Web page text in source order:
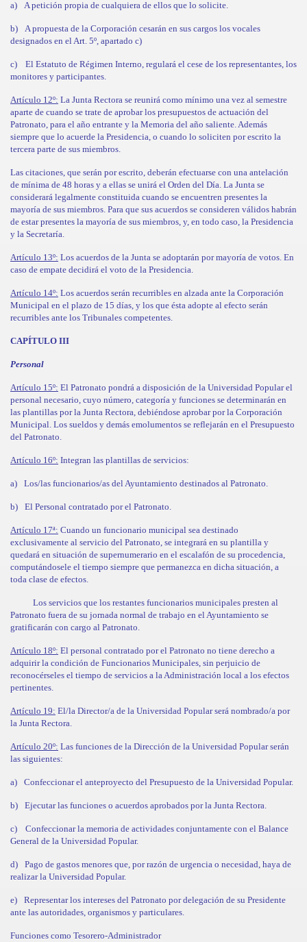
a) A petición propia de cualquiera de ellos que lo solicite.
b)
A propuesta de la Corporación cesarán en sus cargos los vocales
designados en el Art. 5º, apartado c)
c)
El Estatuto de Régimen Interno, regulará el cese de los representantes, los
monitores y participantes.
Artículo 12º: La Junta Rectora se reunirá como mínimo una vez al semestre
aparte de cuando se trate de aprobar los presupuestos de actuación del
Patronato, para el año entrante y la Memoria del año saliente. Además
siempre que lo acuerde la Presidencia, o cuando lo soliciten por escrito la
tercera parte de sus miembros.
Las citaciones, que serán por escrito, deberán efectuarse con una antelación
de mínima de 48 horas y a ellas se unirá el Orden del Día. La Junta se
considerará legalmente constituida cuando se encuentren presentes la
mayoría de sus miembros. Para que sus acuerdos se consideren válidos habrán
de estar presentes la mayoría de sus miembros, y, en todo caso, la Presidencia
y la Secretaría.
Artículo 13º: Los acuerdos de la Junta se adoptarán por mayoría de votos. En
caso de empate decidirá el voto de la Presidencia.
Artículo 14º: Los acuerdos serán recurribles en alzada ante la Corporación
Municipal en el plazo de 15 días, y los que ésta adopte al efecto serán
recurribles ante los Tribunales competentes.
CAPÍTULO III
Personal
Artículo 15º: El Patronato pondrá a disposición de la Universidad Popular el
personal necesario, cuyo número, categoría y funciones se determinarán en
las plantillas por la Junta Rectora, debiéndose aprobar por la Corporación
Municipal. Los sueldos y demás emolumentos se reflejarán en el Presupuesto
del Patronato.
Artículo 16º: Integran las plantillas de servicios:
a) Los/las funcionarios/as del Ayuntamiento destinados al Patronato.
b) El Personal contratado por el Patronato.
Artículo 17ª: Cuando un funcionario municipal sea destinado
exclusivamente al servicio del Patronato, se integrará en su plantilla y
quedará en situación de supernumerario en el escalafón de su procedencia,
computándosele el tiempo siempre que permanezca en dicha situación, a
toda clase de efectos.
Los servicios que los restantes funcionarios municipales presten al
Patronato fuera de su jornada normal de trabajo en el Ayuntamiento se
gratificarán con cargo al Patronato.
Artículo 18º: El personal contratado por el Patronato no tiene derecho a
adquirir la condición de Funcionarios Municipales, sin perjuicio de
reconocérseles el tiempo de servicios a la Administración local a los efectos
pertinentes.
Artículo 19: El/la Director/a de la Universidad Popular será nombrado/a por
la Junta Rectora.
Artículo 20º: Las funciones de la Dirección de la Universidad Popular serán
las siguientes:
a) Confeccionar el anteproyecto del Presupuesto de la Universidad Popular.
b) Ejecutar las funciones o acuerdos aprobados por la Junta Rectora.
c)
Confeccionar la memoria de actividades conjuntamente con el Balance
General de la Universidad Popular.
d)
Pago de gastos menores que, por razón de urgencia o necesidad, haya de
realizar la Universidad Popular.
e)
Representar los intereses del Patronato por delegación de su Presidente
ante las autoridades, organismos y particulares.
Funciones como Tesorero-Administrador